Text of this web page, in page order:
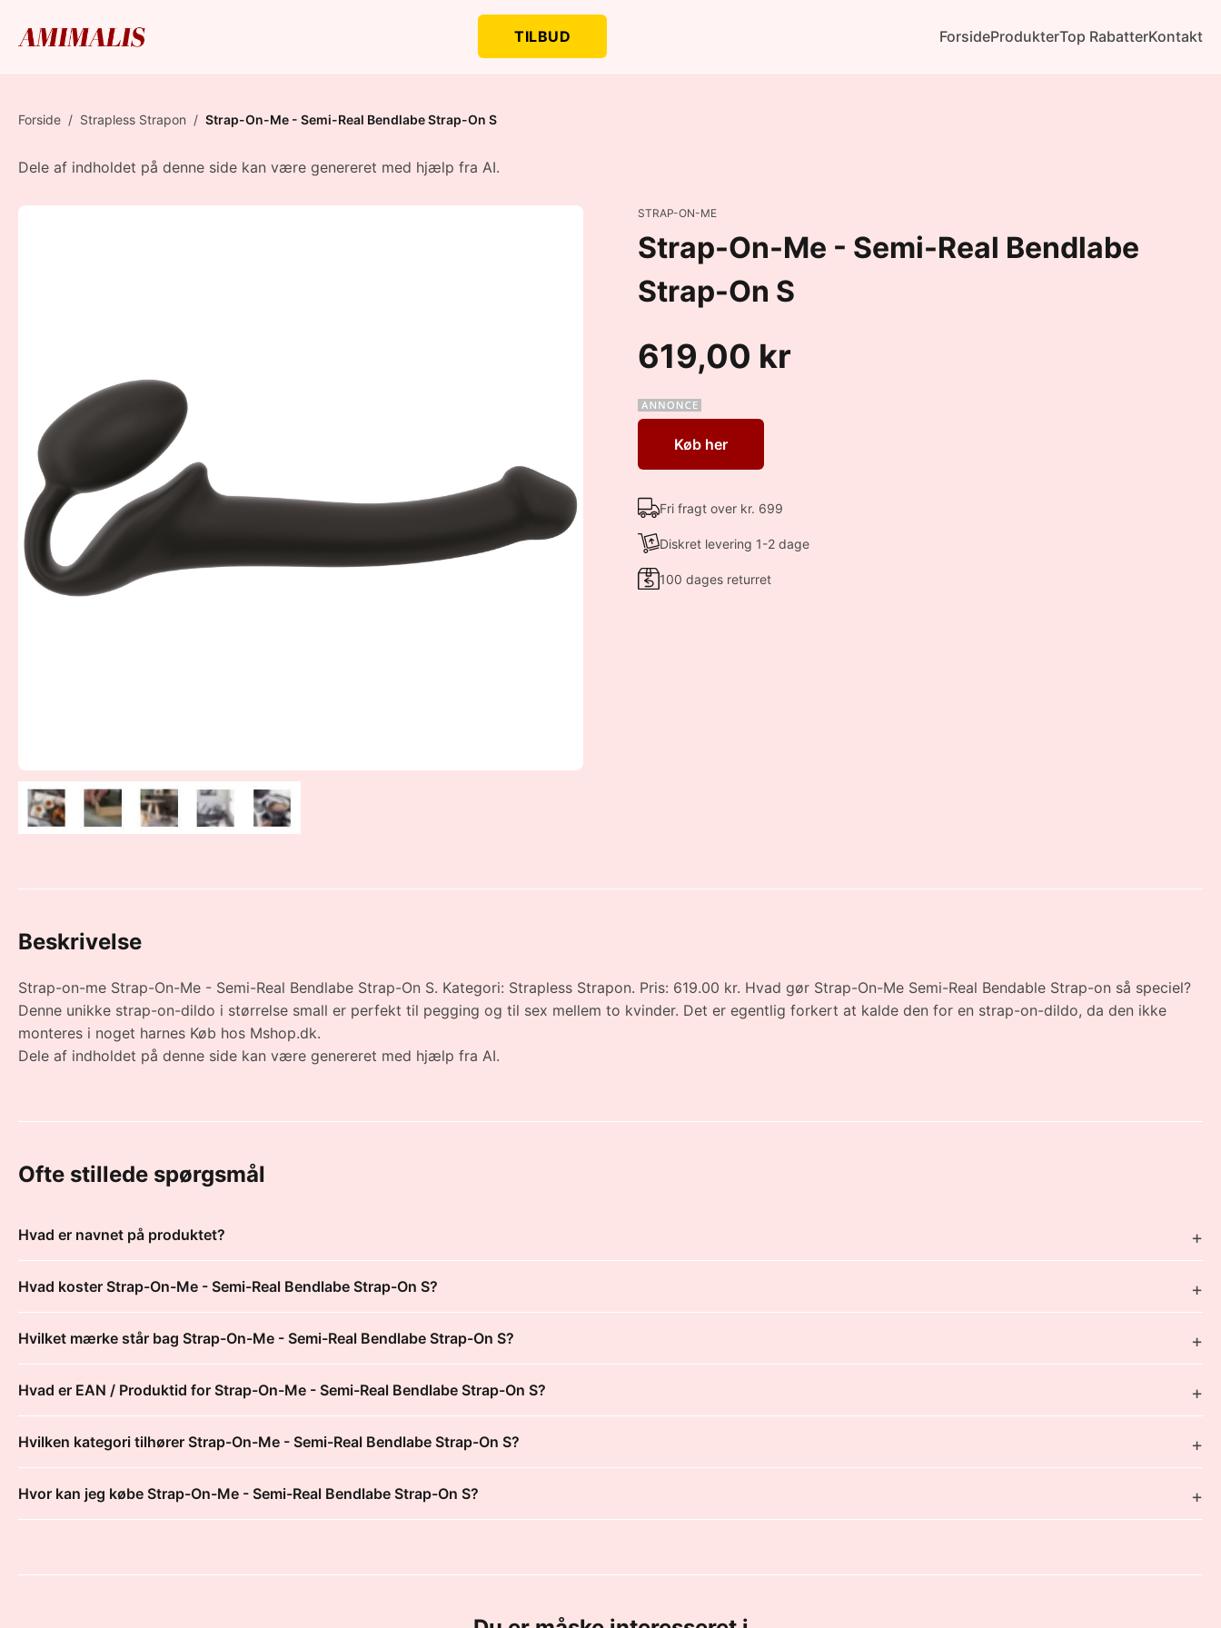
TILBUD ForsideProdukterTop RabatterKontakt
Forside / Strapless Strapon / Strap-On-Me - Semi-Real Bendlabe Strap-On S
Dele af indholdet på denne side kan være genereret med hjælp fra AI.
STRAP-ON-ME
Strap-On-Me - Semi-Real Bendlabe
Strap-On S
619,00 kr
Køb her
Fri fragt over kr. 699
Diskret levering 1-2 dage
100 dages returret
Beskrivelse
Strap-on-me Strap-On-Me - Semi-Real Bendlabe Strap-On S. Kategori: Strapless Strapon. Pris: 619.00 kr. Hvad gør Strap-On-Me Semi-Real Bendable Strap-on så speciel?
Denne unikke strap-on-dildo i størrelse small er perfekt til pegging og til sex mellem to kvinder. Det er egentlig forkert at kalde den for en strap-on-dildo, da den ikke
monteres i noget harnes Køb hos Mshop.dk.
Dele af indholdet på denne side kan være genereret med hjælp fra AI.
Ofte stillede spørgsmål
Hvad er navnet på produktet?
Hvad koster Strap-On-Me - Semi-Real Bendlabe Strap-On S?
Hvilket mærke står bag Strap-On-Me - Semi-Real Bendlabe Strap-On S?
Hvad er EAN / Produktid for Strap-On-Me - Semi-Real Bendlabe Strap-On S?
Hvilken kategori tilhører Strap-On-Me - Semi-Real Bendlabe Strap-On S?
Hvor kan jeg købe Strap-On-Me - Semi-Real Bendlabe Strap-On S?